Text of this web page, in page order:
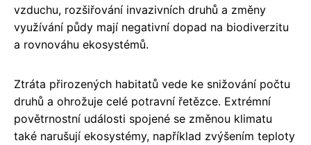
vzduchu, rozšiřování invazivních druhů a změny
využívání půdy mají negativní dopad na biodiverzitu
a rovnováhu ekosystémů.
Ztráta přirozených habitatů vede ke snižování počtu
druhů a ohrožuje celé potravní řetězce. Extrémní
povětrnostní události spojené se změnou klimatu
také narušují ekosystémy, například zvýšením teploty